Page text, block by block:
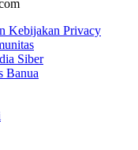
Kebijakan Privacy
Siber
Banua